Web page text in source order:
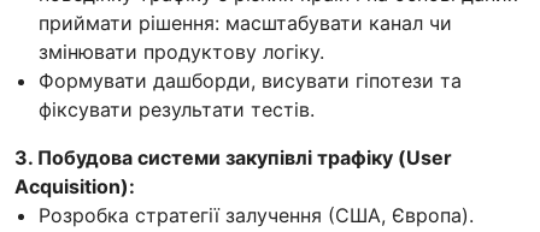
приймати рішення: масштабувати канал чи
змінювати продуктову логіку.
Формувати дашборди, висувати гіпотези та
фіксувати результати тестів.
3. Побудова системи закупівлі трафіку (User
Acquisition):
Розробка стратегії залучення (США, Європа).